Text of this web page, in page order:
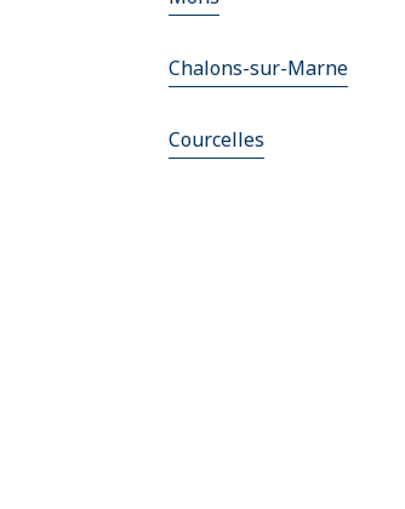
Chalons-sur-Marne
Courcelles